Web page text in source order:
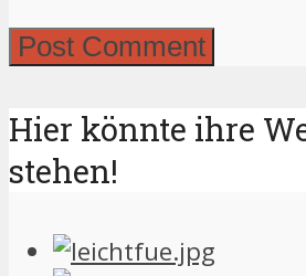
Hier könnte ihre
stehen!